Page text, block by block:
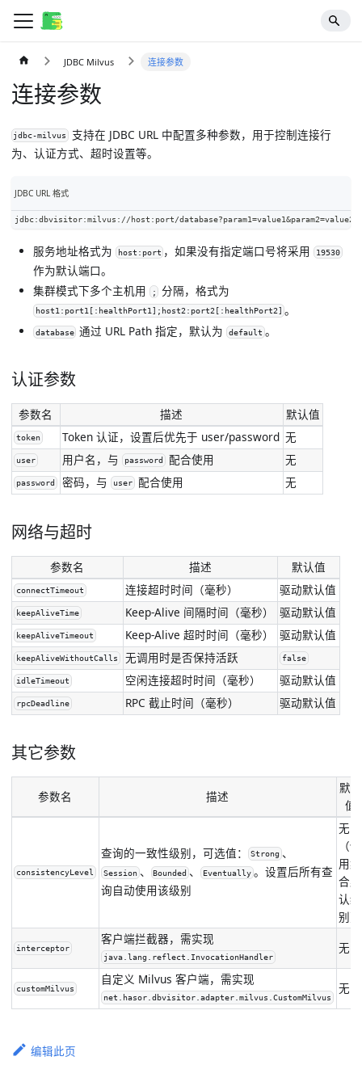
JDBC Milvus 连接参数
连接参数
jdbc-milvus
支持在 JDBC URL 中配置多种参数，用于控制连接行
为、认证方式、超时设置等。
JDBC URL 格式
jdbc:dbvisitor:milvus://host:port/database?param1=value1&param2=value2
服务地址格式为 host:port ，如果没有指定端口号将采用 19530
作为默认端口。
集群模式下多个主机用
; 分隔，格式为
host1:port1[:healthPort1];host2:port2[:healthPort2] 。
database 通过 URL Path 指定，默认为 default 。
认证参数
参数名 描述 默认值
token Token 认证，设置后优先于 user/password 无
user 用户名，与 password 配合使用 无
password 密码，与 user 配合使用 无
网络与超时
参数名 描述 默认值
connectTimeout 连接超时时间（毫秒） 驱动默认值
keepAliveTime Keep-Alive 间隔时间（毫秒） 驱动默认值
keepAliveTimeout Keep-Alive 超时时间（毫秒） 驱动默认值
keepAliveWithoutCalls 无调用时是否保持活跃 false
idleTimeout 空闲连接超时时间（毫秒） 驱动默认值
rpcDeadline RPC 截止时间（毫秒） 驱动默认值
其它参数
参数名 描述
默认
值
consistencyLevel
查询的一致性级别，可选值： Strong 、
Session 、 Bounded 、 Eventually 。设置后所有查
询自动使用该级别
无
（使
用集
合默
认级
别）
interceptor
客户端拦截器，需实现
java.lang.reflect.InvocationHandler
无
customMilvus
自定义 Milvus 客户端，需实现
net.hasor.dbvisitor.adapter.milvus.CustomMilvus
无
编辑此页